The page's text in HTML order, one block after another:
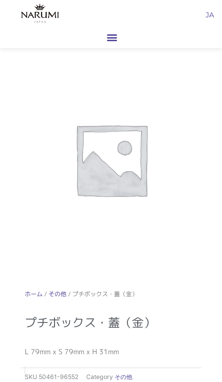
JA
ホーム / その他/ プチボックス・蓋（金）
プチボックス・蓋（金）
L 79mm x S 79mm x H 31mm
SKU 50461-96552 Category その他